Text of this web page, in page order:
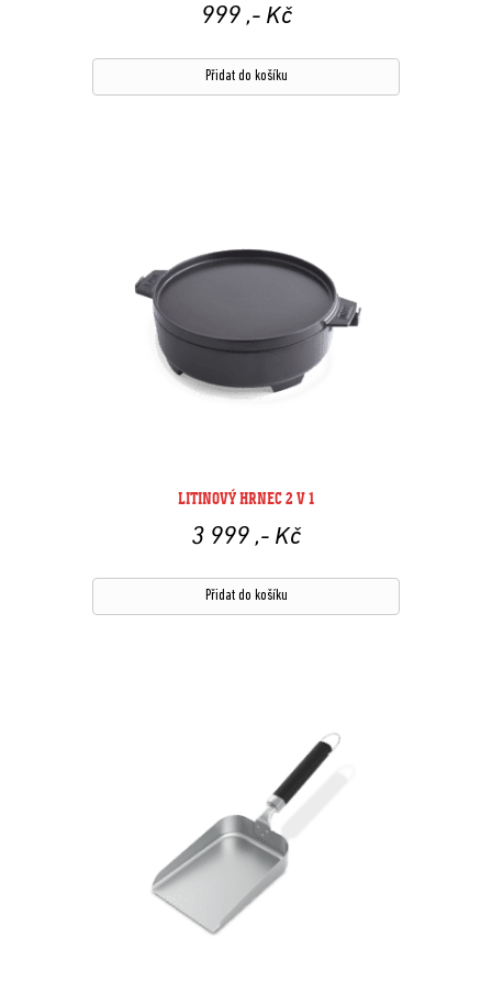
999 ,- Kč
Přidat do košíku
LITINOVÝ HRNEC 2 V 1
3 999 ,- Kč
Přidat do košíku